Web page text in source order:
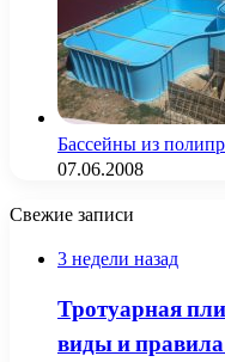
Бассейны из
07.06.2008
Свежие записи
3 недели назад
Тротуарная
виды и